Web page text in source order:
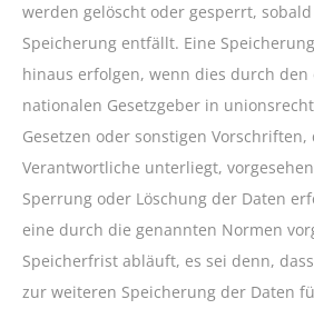
werden gelöscht oder gesperrt,
Speicherung entfällt. Eine
hinaus erfolgen, wenn dies durch
nationalen Gesetzgeber in
Gesetzen oder sonstigen
Verantwortliche unterliegt,
Sperrung oder Löschung der Daten
eine durch die genannten Normen
Speicherfrist abläuft, es sei denn,
zur weiteren Speicherung der Daten